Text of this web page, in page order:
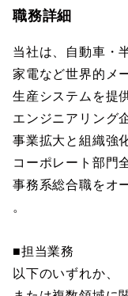
職務詳細
当社は、自動車・
家電など世界的メ
生産システムを提
エンジニアリング
事業拡大と組織強
コーポレート部門
事務系総合職をオ
。
■担当業務
以下のいずれか、